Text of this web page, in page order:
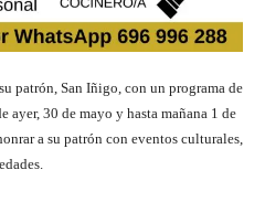
patrón, San Iñigo, con un programa de
ayer, 30 de mayo y hasta mañana 1 de
a su patrón con eventos culturales,